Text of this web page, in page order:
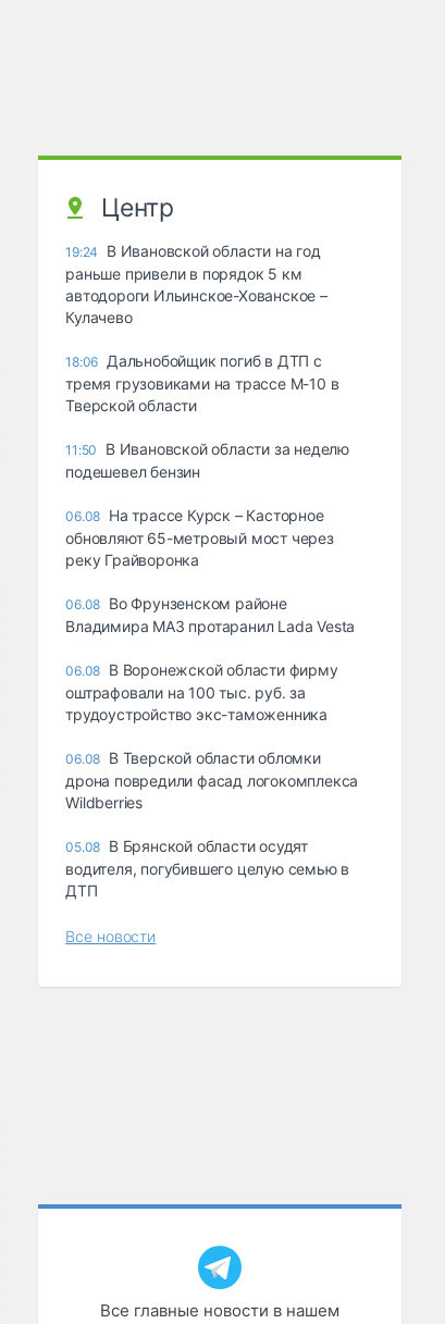
Центр
19:24
В Ивановской области на год
раньше привели в порядок 5 км
автодороги Ильинское-Хованское –
Кулачево
18:06 Дальнобойщик погиб в ДТП с
тремя грузовиками на трассе М-10 в
Тверской области
11:50
В Ивановской области за неделю
подешевел бензин
06.08 На трассе Курск – Касторное
обновляют 65-метровый мост через
реку Грайворонка
06.08 Во Фрунзенском районе
Владимира МАЗ протаранил Lada Vesta
06.08 В Воронежской области фирму
оштрафовали на 100 тыс. руб. за
трудоустройство экс-таможенника
06.08 В Тверской области обломки
дрона повредили фасад логокомплекса
Wildberries
05.08 В Брянской области осудят
водителя, погубившего целую семью в
ДТП
Все новости
Все главные новости в нашем